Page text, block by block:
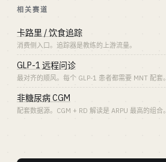
相关赛道
卡路里 / 饮食追踪
消费侧入口。追踪器是教练的上游流量。
GLP-1 远程问诊
最对齐的顺风。每个 GLP-1 患者都需要 MNT 配套。
非糖尿病 CGM
配套数据源。CGM + RD 解读是 ARPU 最高的组合。